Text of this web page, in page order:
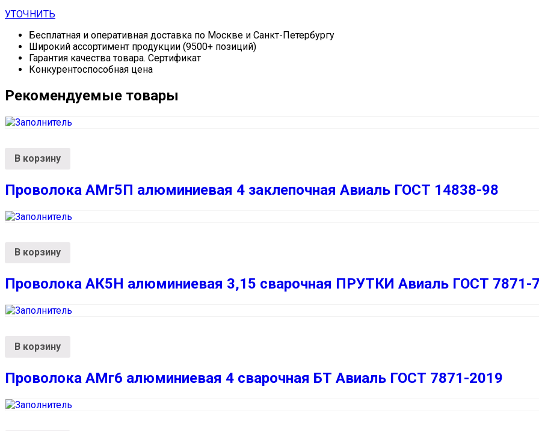
УТОЧНИТЬ
Бесплатная и оперативная доставка по Москве и Санкт-Петербургу
Широкий ассортимент продукции (9500+ позиций)
Гарантия качества товара. Сертификат
Конкурентоспособная цена
Рекомендуемые товары
В корзину
Проволока АМг5П алюминиевая 4 заклепочная Авиаль ГОСТ 14838-98
В корзину
Проволока АК5Н алюминиевая 3,15 сварочная ПРУТКИ Авиаль ГОСТ 7871-
В корзину
Проволока АМг6 алюминиевая 4 сварочная БТ Авиаль ГОСТ 7871-2019